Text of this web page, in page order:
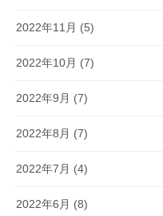
2022年11月 (5)
2022年10月 (7)
2022年9月 (7)
2022年8月 (7)
2022年7月 (4)
2022年6月 (8)